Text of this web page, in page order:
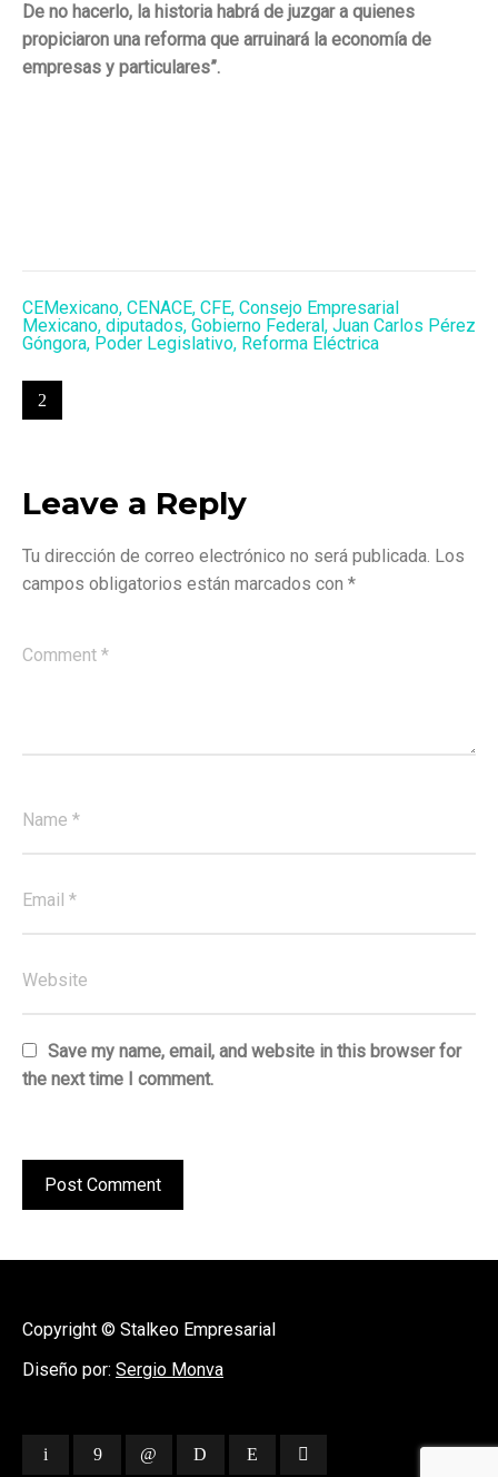
De no hacerlo, la historia habrá de juzgar a quienes
propiciaron una reforma que arruinará la economía de
empresas y particulares”.
CEMexicano, CENACE, CFE, Consejo Empresarial
Mexicano, diputados, Gobierno Federal , Juan Carlos Pérez
Góngora, Poder Legislativo, Reforma Eléctrica
Leave a Reply
Tu dirección de correo electrónico no será publicada. Los
campos obligatorios están marcados con *
Save my name, email, and website in this browser for
the next time I comment.
Copyright © Stalkeo Empresarial
Diseño por: Sergio Monva